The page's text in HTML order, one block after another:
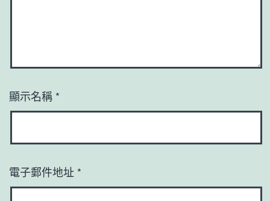
顯示名稱 *
電子郵件地址 *